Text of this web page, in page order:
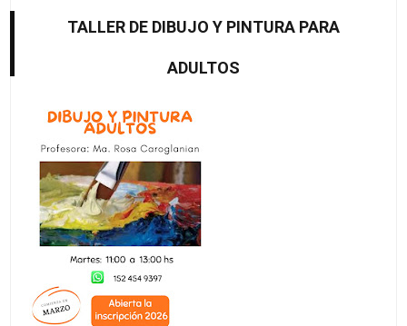
TALLER DE DIBUJO Y PINTURA PARA
ADULTOS